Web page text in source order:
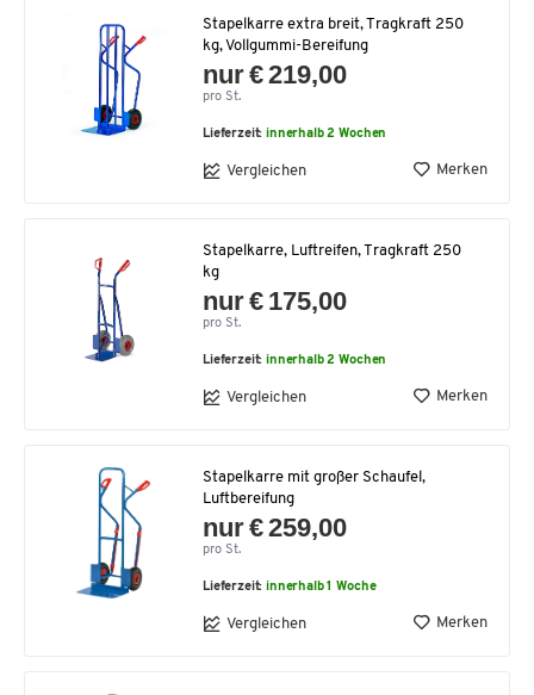
Stapelkarre extra breit, Tragkraft 250
kg, Vollgummi-Bereifung
nur € 219,00
pro St.
Lieferzeit:innerhalb 2 Wochen
Vergleichen Merken
Stapelkarre, Luftreifen, Tragkraft 250
kg
nur € 175,00
pro St.
Lieferzeit:innerhalb 2 Wochen
Vergleichen Merken
Stapelkarre mit großer Schaufel,
Luftbereifung
nur € 259,00
pro St.
Lieferzeit:innerhalb 1 Woche
Vergleichen Merken